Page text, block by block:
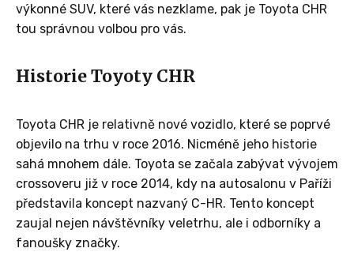
výkonné SUV, které vás nezklame, pak je Toyota CHR
tou správnou volbou pro vás.
Historie Toyoty CHR
Toyota CHR je relativně nové vozidlo, které se poprvé
objevilo na trhu v roce 2016. Nicméně jeho historie
sahá mnohem dále. Toyota se začala zabývat vývojem
crossoveru již v roce 2014, kdy na autosalonu v Paříži
představila koncept nazvaný C-HR. Tento koncept
zaujal nejen návštěvníky veletrhu, ale i odborníky a
fanoušky značky.